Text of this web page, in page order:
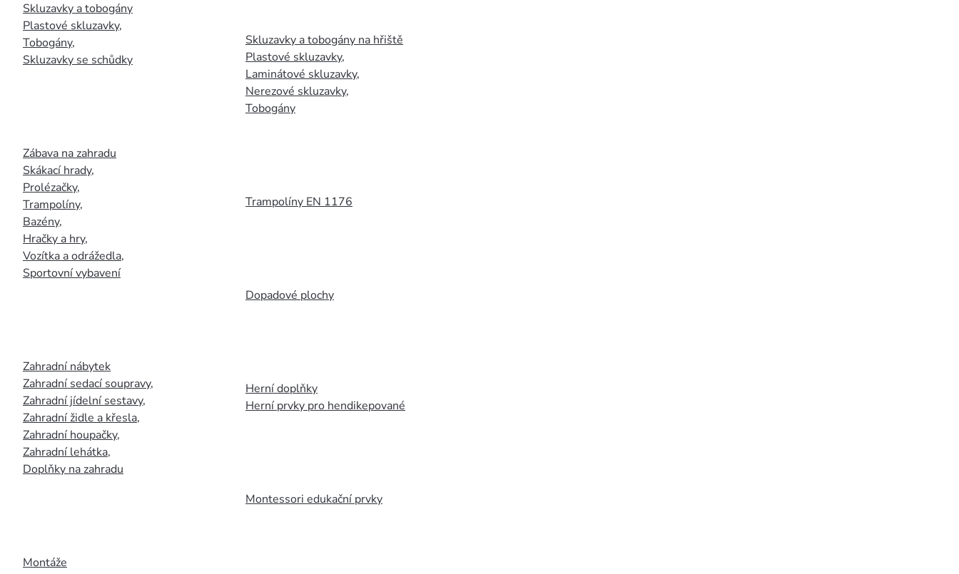
Skluzavky a tobogány
Plastové skluzavky,
Tobogány,
Skluzavky se schůdky
Zábava na zahradu
Skákací hrady,
Prolézačky,
Trampolíny,
Bazény,
Hračky a hry,
Vozítka a odrážedla,
Sportovní vybavení
Zahradní nábytek
Zahradní sedací soupravy,
Zahradní jídelní sestavy,
Zahradní židle a křesla,
Zahradní houpačky,
Zahradní lehátka,
Doplňky na zahradu
Montáže
Skluzavky a tobogány na hřiště
Plastové skluzavky,
Laminátové skluzavky,
Nerezové skluzavky,
Tobogány
Trampolíny EN 1176
Dopadové plochy
Herní doplňky
Herní prvky pro hendikepované
Montessori edukační prvky